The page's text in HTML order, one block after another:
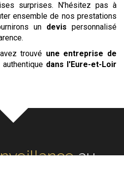
surprises. N’hésitez pas à
ensemble de nos prestations
un devis personnalisé
trouvé une entreprise de
dans l'Eure-et-Loir
au cœur de